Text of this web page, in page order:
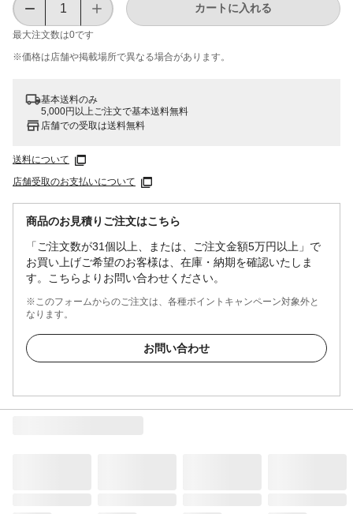
最大注文数は0です
カートに入れる
※価格は​店舗や​掲載場所で​異なる​場合が​あります。
基本送料のみ
5,000円以上ご注文で基本送料無料
店舗での受取は送料無料
送料について
店舗受取のお支払いについて
商品のお見積りご注文はこちら
「ご注文数が31個以上、または、ご注文金額5万円以上」で
お買い上げご希望のお客様は、在庫・納期を確認いたしま
す。こちらよりお問い合わせください。
※このフォームからのご注文は、各種ポイントキャンペーン対象外と
なります。
お問い合わせ